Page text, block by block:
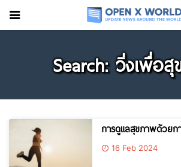
Search: วิ่งเพื่อ
การดูแลสุขภาพด้วยก
16 Feb 2024